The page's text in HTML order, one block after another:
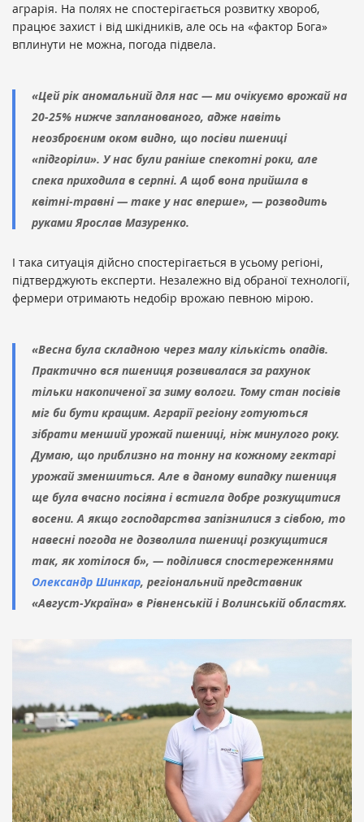
аграрія. На полях не спостерігається розвитку хвороб,
працює захист і від шкідників, але ось на «фактор Бога»
вплинути не можна, погода підвела.
«Цей рік аномальний для нас — ми очікуємо врожай на
20-25% нижче запланованого, адже навіть
неозброєним оком видно, що посіви пшениці
«підгоріли». У нас були раніше спекотні роки, але
спека приходила в серпні. А щоб вона прийшла в
квітні-травні — таке у нас вперше», — розводить
руками Ярослав Мазуренко.
І така ситуація дійсно спостерігається в усьому регіоні,
підтверджують експерти. Незалежно від обраної технології,
фермери отримають недобір врожаю певною мірою.
«Весна була складною через малу кількість опадів.
Практично вся пшениця розвивалася за рахунок
тільки накопиченої за зиму вологи. Тому стан посівів
міг би бути кращим. Аграрії регіону готуються
зібрати менший урожай пшениці, ніж минулого року.
Думаю, що приблизно на тонну на кожному гектарі
урожай зменшиться. Але в даному випадку пшениця
ще була вчасно посіяна і встигла добре розкущитися
восени. А якщо господарства запізнилися з сівбою, то
навесні погода не дозволила пшениці розкущитися
так, як хотілося б», — поділився спостереженнями
Олександр Шинкар, регіональний представник
«Август-Україна» в Рівненській і Волинській областях.